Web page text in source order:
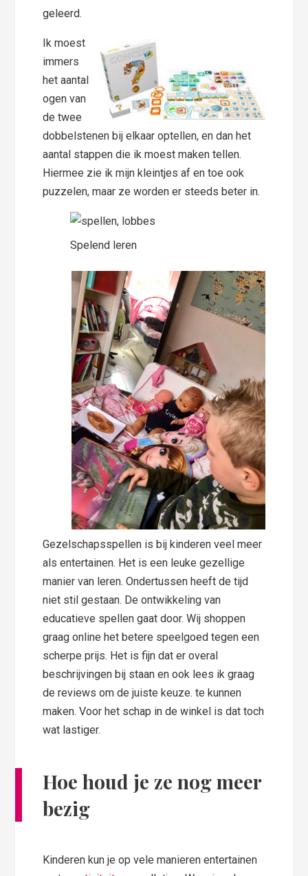
geleerd.
Ik moest
immers
het aantal
ogen van
de twee
dobbelstenen bij elkaar optellen, en dan het
aantal stappen die ik moest maken tellen.
Hiermee zie ik mijn kleintjes af en toe ook
puzzelen, maar ze worden er steeds beter in.
Spelend leren
Gezelschapsspellen is bij kinderen veel meer
als entertainen. Het is een leuke gezellige
manier van leren. Ondertussen heeft de tijd
niet stil gestaan. De ontwikkeling van
educatieve spellen gaat door. Wij shoppen
graag online het betere speelgoed tegen een
scherpe prijs. Het is fijn dat er overal
beschrijvingen bij staan en ook lees ik graag
de reviews om de juiste keuze. te kunnen
maken. Voor het schap in de winkel is dat toch
wat lastiger.
Hoe houd je ze nog meer
bezig
Kinderen kun je op vele manieren entertainen